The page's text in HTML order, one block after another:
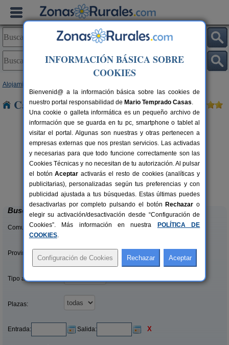
Alojamientos
Casas Rurales cerca de Ondarroa
16 pers.
desde25 €
Apartamento Rural Larrago
Busturia (Vizcaya)
Buscar
Comunidades:
Provincias/Islas:
Tipo alquiler:
Plazas:
Entrada: Salida: X
INFORMACIÓN BÁSICA SOBRE
COOKIES
Bienvenid@ a la información básica sobre las cookies de
nuestro portal responsabilidad de Mario Temprado Casas.
Una cookie o galleta informática es un pequeño archivo de
información que se guarda en tu pc, smartphone o tablet al
visitar el portal. Algunas son nuestras y otras pertenecen a
empresas externas que nos prestan servicios. Las activadas
y necesarias para que todo funcione correctamente son las
Cookies Técnicas y no necesitan de tu autorización. Al pulsar
el botónAceptar activarás el resto de cookies (analíticas y
publicitarias), personalizadas según tus preferencias y con
publicidad ajustada a tus búsquedas. Estas últimas puedes
desactivarlas por completo pulsando el botón Rechazar o
elegir su activación/desactivación desde “Configuración de
Cookies”. Más información en nuestra
POLÍTICA DE
COOKIES.